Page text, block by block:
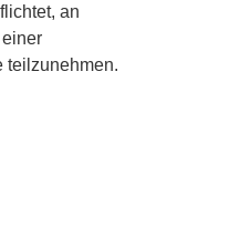
an
teilzunehmen.